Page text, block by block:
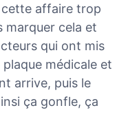
affaire trop
marquer cela et
qui ont mis
médicale et
arrive, puis le
ça gonfle, ça